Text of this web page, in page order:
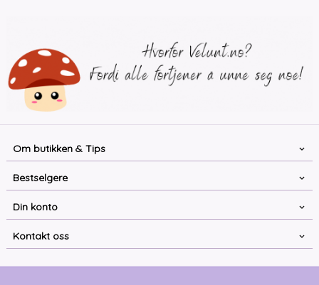
Om butikken & Tips
Bestselgere
Din konto
Kontakt oss